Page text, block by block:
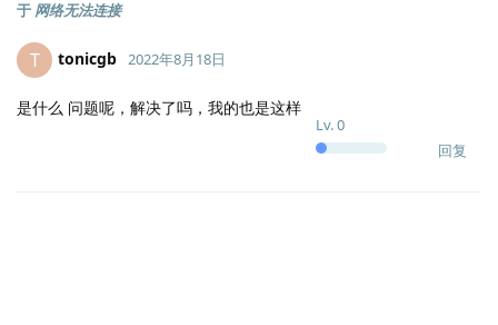
于 网络无法连接
T tonicgb
Lv.0
2022年8月18日
是什么 问题呢，解决了吗，我的也是这样
回复